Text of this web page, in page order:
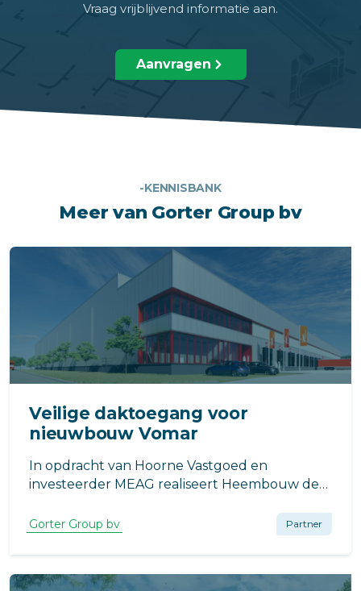
Vraag vrijblijvend informatie aan.
Aanvragen
-KENNISBANK
Meer van Gorter Group bv
Veilige daktoegang voor
nieuwbouw Vomar
In opdracht van Hoorne Vastgoed en
investeerder MEAG realiseert Heembouw de
distributiecentrum is ontworpen door
Heembouw Architecten en zal gerealiseerd
worden op het nabij de A9 gelegen
bedrijventerrein Boekelerme
Gorter Group bv Partner